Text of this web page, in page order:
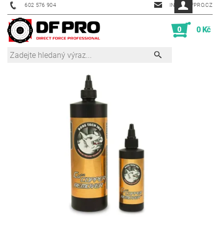
602 576 904 INFO@DFPRO.CZ
0 0 Kč